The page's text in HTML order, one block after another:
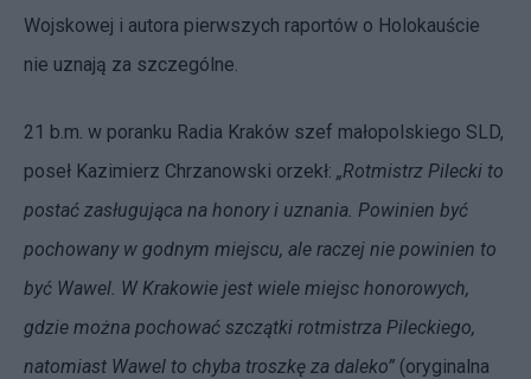
Wojskowej i autora pierwszych raportów o Holokauście
nie uznają za szczególne.
21 b.m. w poranku Radia Kraków szef małopolskiego SLD,
poseł Kazimierz Chrzanowski orzekł: „Rotmistrz Pilecki to
postać zasługująca na honory i uznania. Powinien być
pochowany w godnym miejscu, ale raczej nie powinien to
być Wawel. W Krakowie jest wiele miejsc honorowych,
gdzie można pochować szczątki rotmistrza Pileckiego,
natomiast Wawel to chyba troszkę za daleko” (oryginalna